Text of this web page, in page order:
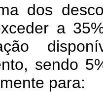
dos
a
sendo
para: